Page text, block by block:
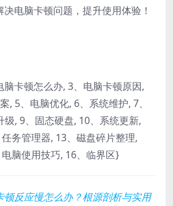
电脑卡顿问题，提升使用体验！
卡顿怎么办, 3、电脑卡顿原因,
, 5、电脑优化, 6、系统维护, 7、
级, 9、固态硬盘, 10、系统更新,
务管理器, 13、磁盘碎片整理,
脑使用技巧, 16、临界区}
顿反应慢怎么办？根源剖析与实用